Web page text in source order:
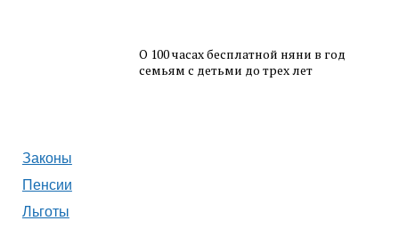
О 100 часах бесплатной няни в год
семьям с детьми до трех лет
Законы
Пенсии
Льготы